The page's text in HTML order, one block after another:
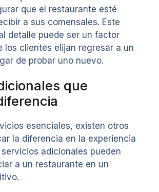
que el restaurante esté
a sus comensales. Este
detalle puede ser un factor
los clientes elijan regresar a un
de probar uno nuevo.
que
esenciales, existen otros
la diferencia en la experiencia
adicionales pueden
a un restaurante en un